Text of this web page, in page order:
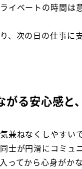
イベートの時間は
、次の日の仕事に
がる安心感と
兼ねなくしやすい
士が円滑にコミュ
ってから心身がか